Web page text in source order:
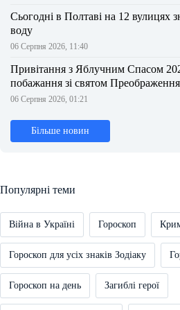
Сьогодні в Полтаві на 12 вулицях
воду
06 Серпня 2026, 11:40
Привітання з Яблучним Спасом
побажання зі святом
06 Серпня 2026, 01:21
Більше новин
Популярні теми
Війна в Україні Гороскоп
Гороскоп для усіх знаків Зодіаку
Гороскоп на день Загиблі герої